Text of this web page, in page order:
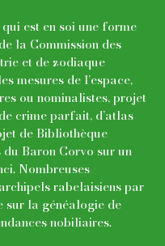
est en soi une forme
la Commission des
et de zodiaque
mesures de l’espace,
ou nominalistes, projet
crime parfait, d’atlas
de Bibliothèque
Baron Corvo sur un
Nombreuses
rabelaisiens par
sur la généalogie de
nobiliaires.